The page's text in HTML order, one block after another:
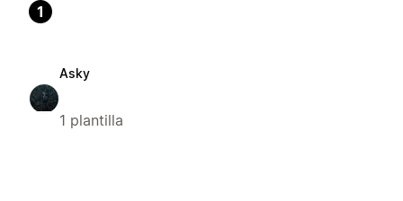
1
Asky
1 plantilla